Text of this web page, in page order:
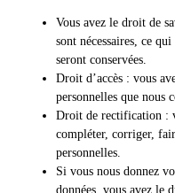
Vous avez le droit de
sont nécessaires, ce
seront conservées.
Droit d’accès : vous
personnelles que nous
Droit de rectification :
compléter, corriger,
personnelles.
Si vous nous donnez
données, vous avez le